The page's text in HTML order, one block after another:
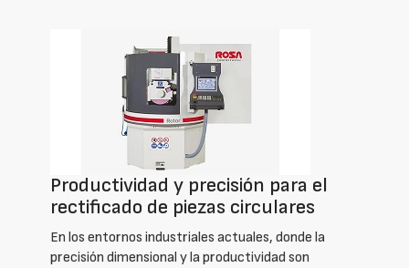
Productividad y precisión para el
rectificado de piezas circulares
En los entornos industriales actuales, donde la
precisión dimensional y la productividad son